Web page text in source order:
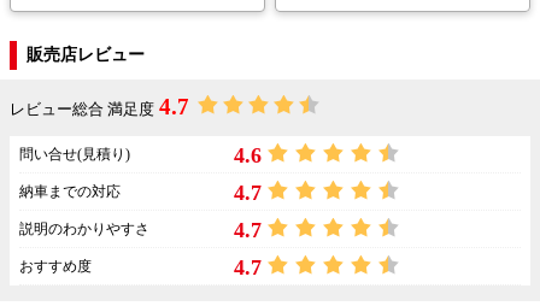
販売店レビュー
レビュー総合 満足度 4.7
問い合せ(見積り) 4.6
納車までの対応 4.7
説明のわかりやすさ 4.7
おすすめ度 4.7